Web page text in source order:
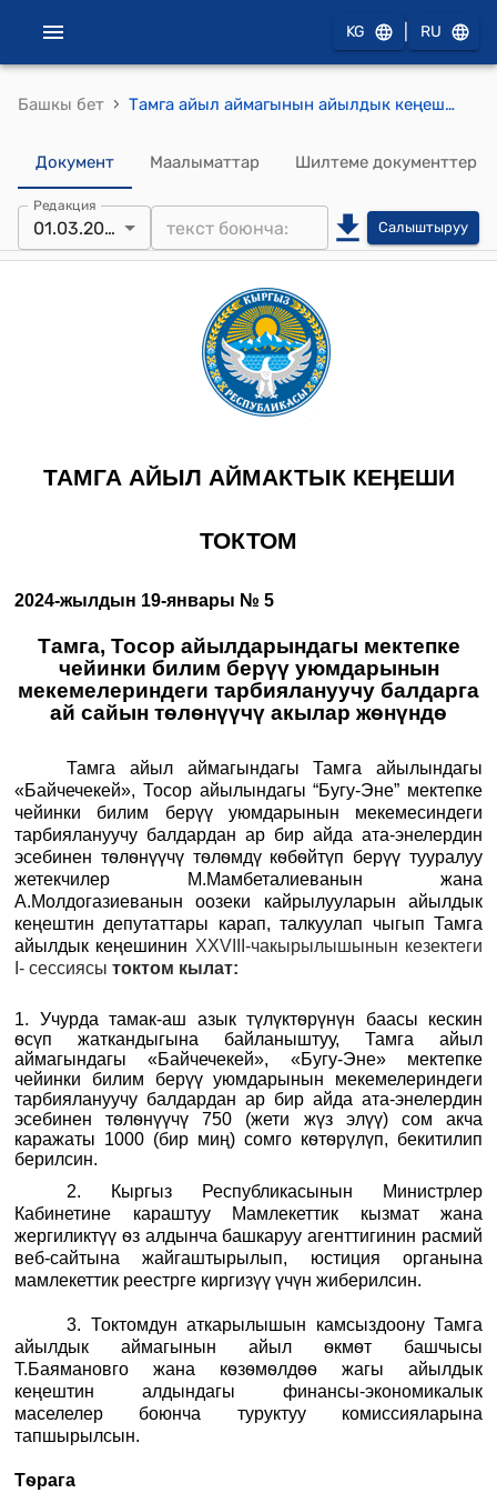
KG RU
Башкы бет › Тамга айыл аймагынын айылдык кеңешинин 2024-жылдын 19-январындагы №5 "Тамга, Тосор айылдарындагы мектепке чейинки билим берүү уюмдарынын мекемелериндеги тарбиялануучу балдарга ай сайын тѳлѳнүүчү акылар жѳнүндѳ" токтому
Документ Маалыматтар Шилтеме документтер
Редакция
01.03.2024 Салыштыруу